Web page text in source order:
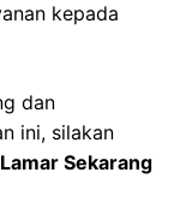
kepada
dan
ini, silakan
Lamar Sekarang